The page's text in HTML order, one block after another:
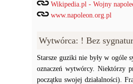
Wikipedia.pl - Wojny
www.napoleon.org.pl
Wytwórca: ! Bez
Starsze guziki nie były w ogóle
oznaczeń wytwórcy. Niektórzy
początku swojej działalności).